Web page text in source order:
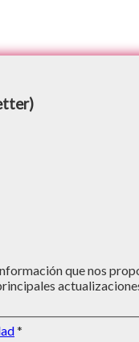
que nos
*